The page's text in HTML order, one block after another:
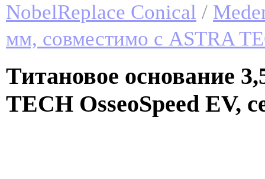
NobelReplace Conical /
мм, совместимо с ASTRA
Титановое основание
TECH OsseoSpeed EV,